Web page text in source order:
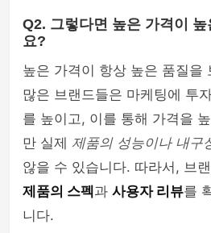
Q2. 그렇다면 높은 가격이
요?
높은 가격이 항상 높은 품질을
많은 브랜드들은 마케팅에 투
를 높이고, 이를 통해 가격을
만 실제 제품의 성능이나 내구
않을 수 있습니다. 따라서, 브
제품의 스펙 과 사용자 리뷰를
니다.